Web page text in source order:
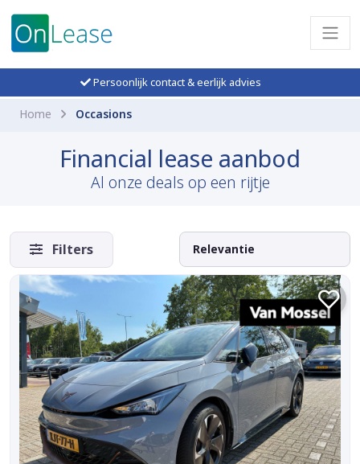
Persoonlijk contact & eerlijk advies
Home Occasions
Financial lease aanbod
Al onze deals op een rijtje
Filters